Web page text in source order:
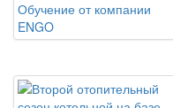
Обучение от компании
ENGO